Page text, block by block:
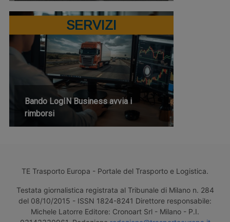
SERVIZI
Bando LogIN Business avvia i
rimborsi
TE Trasporto Europa - Portale del Trasporto e Logistica.
Testata giornalistica registrata al Tribunale di Milano n. 284
del 08/10/2015 - ISSN 1824-8241 Direttore responsabile:
Michele Latorre Editore: Cronoart Srl - Milano - P.I.